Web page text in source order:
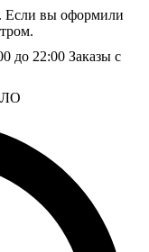
Если вы оформили
до 22:00 Заказы с
ЛО